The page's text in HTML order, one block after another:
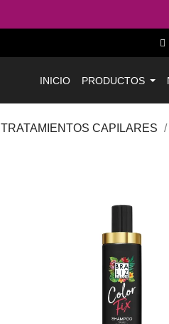
INICIO PRODUCTOS
TRATAMIENTOS CAPILARES